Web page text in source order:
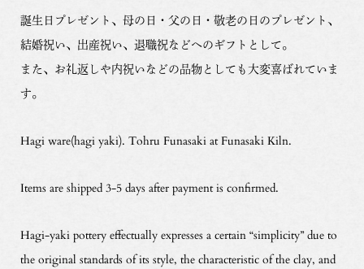
誕生日プレゼント、母の日・父の日・敬老の日のプレゼント、
結婚祝い、出産祝い、退職祝などへのギフトとして。
また、お礼返しや内祝いなどの品物としても大変喜ばれていま
す。
Hagi ware(hagi yaki). Tohru Funasaki at Funasaki Kiln.
Items are shipped 3-5 days after payment is confirmed.
Hagi-yaki pottery effectually expresses a certain “simplicity” due to
the original standards of its style, the characteristic of the clay, and